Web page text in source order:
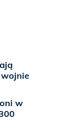
wojnie
w